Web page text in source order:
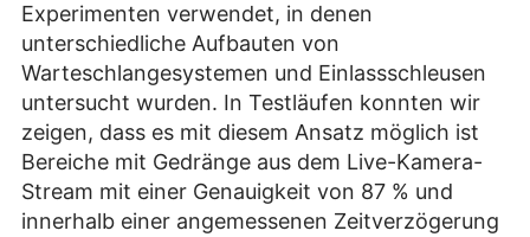
Experimenten verwendet, in denen
unterschiedliche Aufbauten von
Warteschlangesystemen und Einlassschleusen
untersucht wurden. In Testläufen konnten wir
zeigen, dass es mit diesem Ansatz möglich ist
Bereiche mit Gedränge aus dem Live-Kamera-
Stream mit einer Genauigkeit von 87 % und
innerhalb einer angemessenen Zeitverzögerung